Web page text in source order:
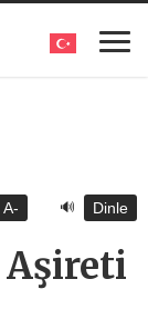
A- 🔊 Dinle